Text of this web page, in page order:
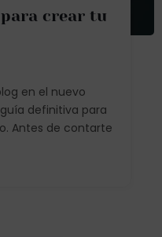
crear tu
en el nuevo
definitiva para
Antes de contarte